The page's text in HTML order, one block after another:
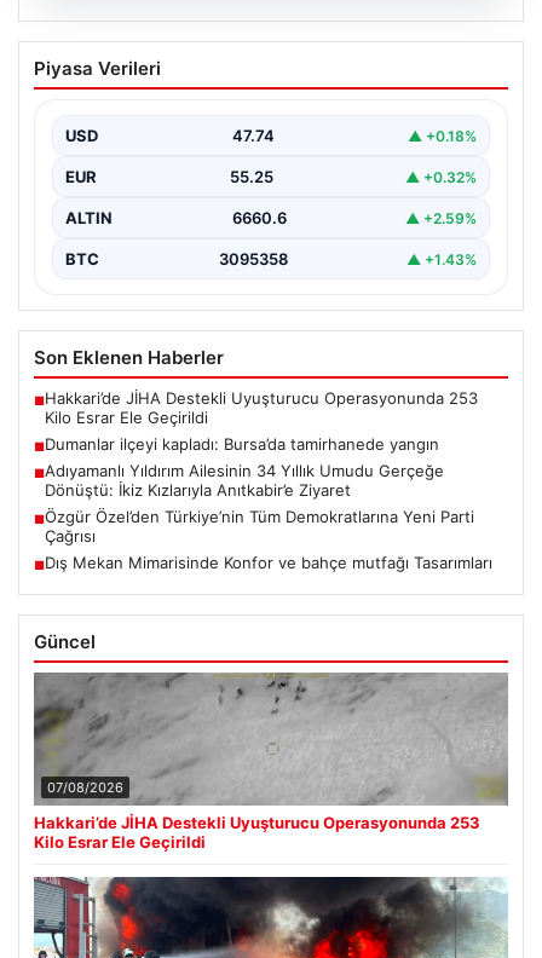
06.08.2026
Dumanlar ilçeyi kapladı: Bursa’da
tamirhanede yangın
Piyasa Verileri
USD 47.74 ▲ +0.18%
EUR 55.25 ▲ +0.32%
ALTIN 6660.6 ▲ +2.59%
BTC 3095358 ▲ +1.43%
Son Eklenen Haberler
■Hakkari’de JİHA Destekli Uyuşturucu Operasyonunda 253
Kilo Esrar Ele Geçirildi
■Dumanlar ilçeyi kapladı: Bursa’da tamirhanede yangın
■Adıyamanlı Yıldırım Ailesinin 34 Yıllık Umudu Gerçeğe
Dönüştü: İkiz Kızlarıyla Anıtkabir’e Ziyaret
■Özgür Özel’den Türkiye’nin Tüm Demokratlarına Yeni Parti
Çağrısı
■Dış Mekan Mimarisinde Konfor ve bahçe mutfağı Tasarımları
Güncel
07/08/2026
Hakkari’de JİHA Destekli Uyuşturucu Operasyonunda 253
Kilo Esrar Ele Geçirildi